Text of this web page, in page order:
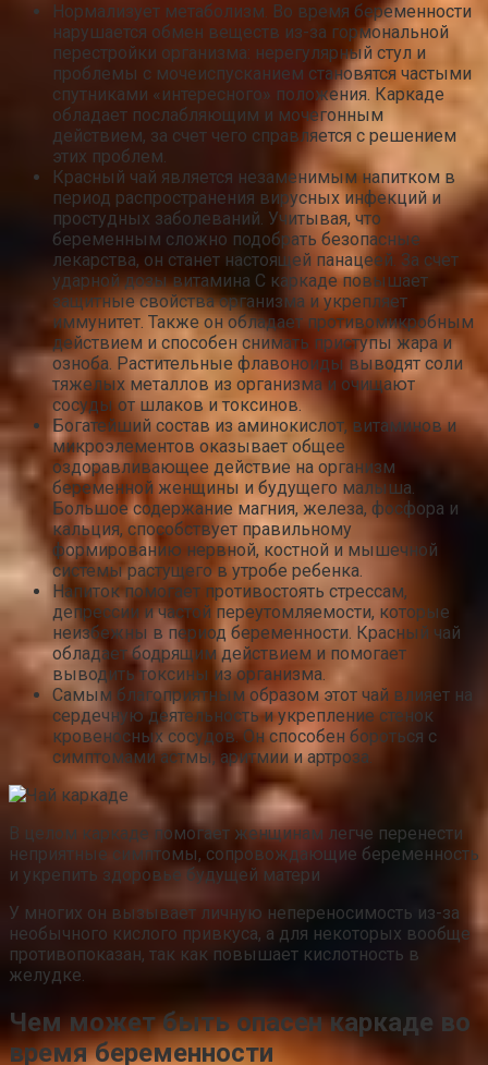
Нормализует метаболизм. Во время беременности
нарушается обмен веществ из-за гормональной
перестройки организма: нерегулярный стул и
проблемы с мочеиспусканием становятся частыми
спутниками «интересного» положения. Каркаде
обладает послабляющим и мочегонным
действием, за счет чего справляется с решением
этих проблем.
Красный чай является незаменимым напитком в
период распространения вирусных инфекций и
простудных заболеваний. Учитывая, что
беременным сложно подобрать безопасные
лекарства, он станет настоящей панацеей. За счет
ударной дозы витамина С каркаде повышает
защитные свойства организма и укрепляет
иммунитет. Также он обладает противомикробным
действием и способен снимать приступы жара и
озноба. Растительные флавоноиды выводят соли
тяжелых металлов из организма и очищают
сосуды от шлаков и токсинов.
Богатейший состав из аминокислот, витаминов и
микроэлементов оказывает общее
оздоравливающее действие на организм
беременной женщины и будущего малыша.
Большое содержание магния, железа, фосфора и
кальция, способствует правильному
формированию нервной, костной и мышечной
системы растущего в утробе ребенка.
Напиток помогает противостоять стрессам,
депрессии и частой переутомляемости, которые
неизбежны в период беременности. Красный чай
обладает бодрящим действием и помогает
выводить токсины из организма.
Самым благоприятным образом этот чай влияет на
сердечную деятельность и укрепление стенок
кровеносных сосудов. Он способен бороться с
симптомами астмы, аритмии и артроза.
В целом каркаде помогает женщинам легче перенести
неприятные симптомы, сопровождающие беременность
и укрепить здоровье будущей матери
У многих он вызывает личную непереносимость из-за
необычного кислого привкуса, а для некоторых вообще
противопоказан, так как повышает кислотность в
желудке.
Чем может быть опасен каркаде во
время беременности